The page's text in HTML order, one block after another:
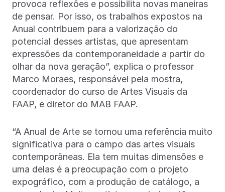
provoca reflexões e possibilita novas maneiras
de pensar. Por isso, os trabalhos expostos na
Anual contribuem para a valorização do
potencial desses artistas, que apresentam
expressões da contemporaneidade a partir do
olhar da nova geração”, explica o professor
Marco Moraes, responsável pela mostra,
coordenador do curso de Artes Visuais da
FAAP, e diretor do MAB FAAP.
“A Anual de Arte se tornou uma referência muito
significativa para o campo das artes visuais
contemporâneas. Ela tem muitas dimensões e
uma delas é a preocupação com o projeto
expográfico, com a produção de catálogo, a